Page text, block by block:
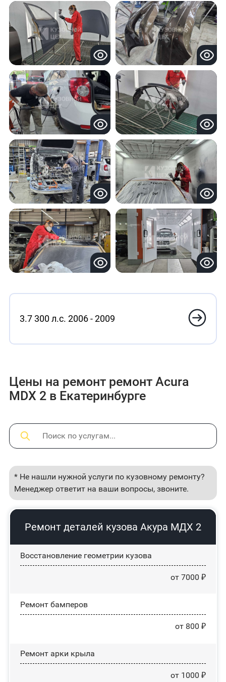
3.7 300 л.с. 2006 - 2009
Цены на ремонт ремонт Acura
MDX 2 в Екатеринбурге
* Не нашли нужной услуги по кузовному ремонту?
Менеджер ответит на ваши вопросы, звоните.
Ремонт деталей кузова Акура МДХ 2
Восстановление геометрии кузова
от 7000 ₽
Ремонт бамперов
от 800 ₽
Ремонт арки крыла
от 1000 ₽